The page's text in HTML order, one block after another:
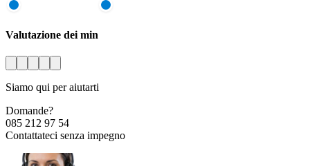
Valutazione dei min
Siamo qui per aiutarti
Domande?
085 212 97 54
Contattateci senza impegno